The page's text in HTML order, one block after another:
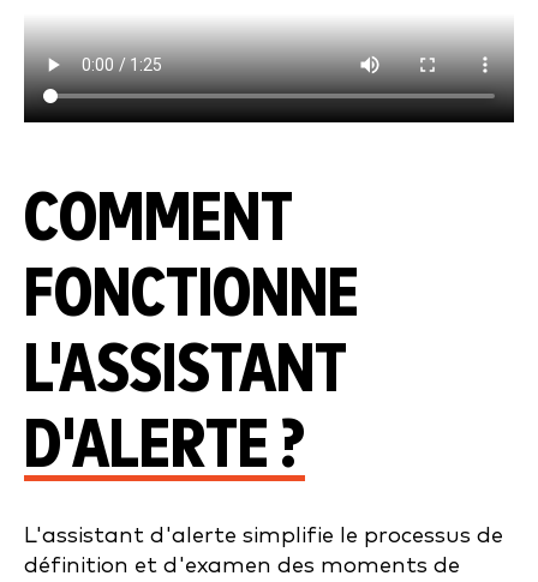
COMMENT
FONCTIONNE
L'ASSISTANT
D'ALERTE ?
L'assistant d'alerte simplifie le processus de
définition et d'examen des moments de